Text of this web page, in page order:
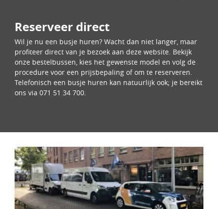
Reserveer direct
Wil je nu een busje huren? Wacht dan niet langer, maar
profiteer direct van je bezoek aan deze website. Bekijk
onze bestelbussen, kies het gewenste model en volg de
procedure voor een prijsbepaling of om te reserveren.
Telefonisch een busje huren kan natuurlijk ook; je bereikt
ons via 071 51 34 700.